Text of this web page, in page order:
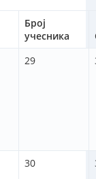
Број
учесника
29
30